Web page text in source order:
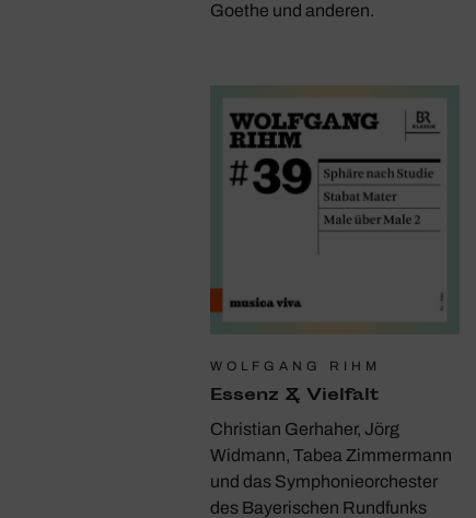
Goethe und anderen.
WOLFGANG RIHM
Essenz & Viel­falt
Christian Gerhaher, Jörg
Widmann, Tabea Zimmermann
und das Symphonieorchester
des Bayerischen Rundfunks